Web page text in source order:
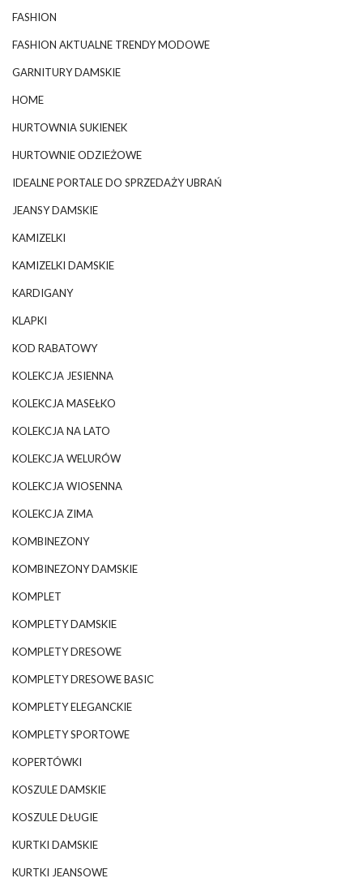
FASHION
FASHION AKTUALNE TRENDY MODOWE
GARNITURY DAMSKIE
HOME
HURTOWNIA SUKIENEK
HURTOWNIE ODZIEŻOWE
IDEALNE PORTALE DO SPRZEDAŻY UBRAŃ
JEANSY DAMSKIE
KAMIZELKI
KAMIZELKI DAMSKIE
KARDIGANY
KLAPKI
KOD RABATOWY
KOLEKCJA JESIENNA
KOLEKCJA MASEŁKO
KOLEKCJA NA LATO
KOLEKCJA WELURÓW
KOLEKCJA WIOSENNA
KOLEKCJA ZIMA
KOMBINEZONY
KOMBINEZONY DAMSKIE
KOMPLET
KOMPLETY DAMSKIE
KOMPLETY DRESOWE
KOMPLETY DRESOWE BASIC
KOMPLETY ELEGANCKIE
KOMPLETY SPORTOWE
KOPERTÓWKI
KOSZULE DAMSKIE
KOSZULE DŁUGIE
KURTKI DAMSKIE
KURTKI JEANSOWE